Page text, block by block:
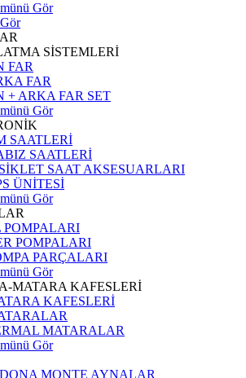
Gör
SİSTEMLERİ
FAR
FAR
+ ARKA FAR SET
Gör
SAATLERİ
SAATLERİ
SAAT AKSESUARLARI
ÜNİTESİ
Gör
POMPALARI
POMPALARI
PARÇALARI
Gör
MATARA KAFESLERİ
KAFESLERİ
MATARALAR
Gör
MONTE AYNALAR